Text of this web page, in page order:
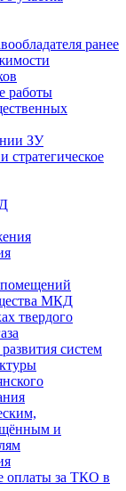
ранее
работы
ЗУ
стратегическое
МКД
твердого
систем
и
оплаты за ТКО в